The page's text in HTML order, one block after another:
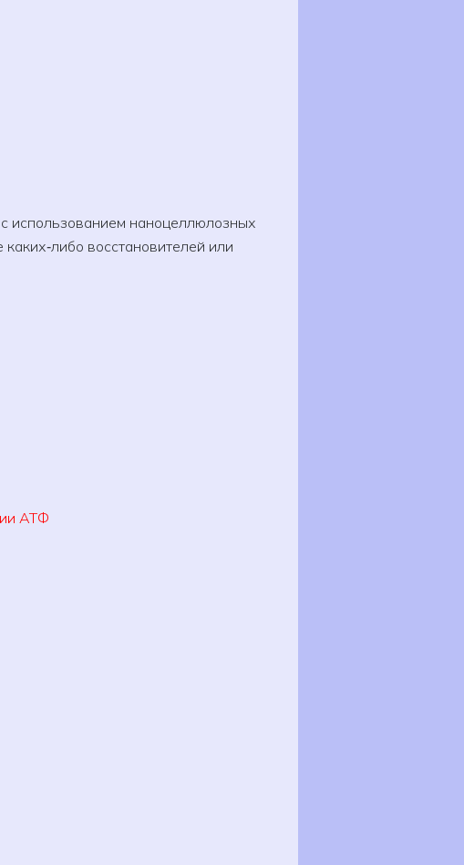
использованием наноцеллюлозных
восстановителей или
АТФ